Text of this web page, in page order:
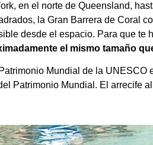
en el norte de Queensland,
la Gran Barrera de Coral
desde el espacio. Para que te
el mismo tamaño
Mundial de la UNESCO
Patrimonio Mundial. El arrecife